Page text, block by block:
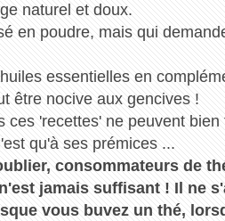
naturel et doux.
en poudre, mais qui
essentielles en
être nocive aux gencives !
ces 'recettes' ne peuvent
qu'à ses prémices ...
consommateurs de
jamais suffisant ! Il ne
vous buvez un thé,